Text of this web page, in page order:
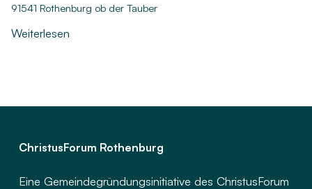
91541 Rothenburg ob der Tauber
Weiterlesen
ChristusForum Rothenburg
Eine Gemeindegründungsinitiative des ChristusForum